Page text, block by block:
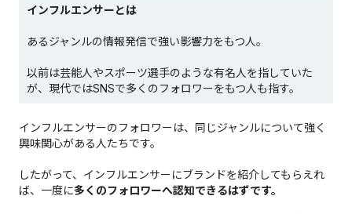
インフルエンサーとは
あるジャンルの情報発信で強い影響力をもつ人。
以前は芸能人やスポーツ選手のような有名人を指していた
が、現代ではSNSで多くのフォロワーをもつ人も指す。
インフルエンサーのフォロワーは、同じジャンルについて強く
興味関心がある人たちです。
したがって、インフルエンサーにブランドを紹介してもらえれ
ば、一度に多くのフォロワーへ認知できるはずです。